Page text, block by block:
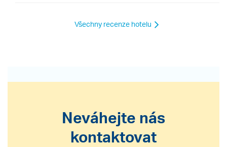
Všechny recenze hotelu
Neváhejte nás
kontaktovat